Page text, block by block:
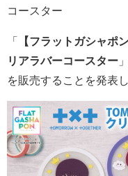
コースター
「 【フラットガシャポ
リアラバーコースター
を販売することを発表